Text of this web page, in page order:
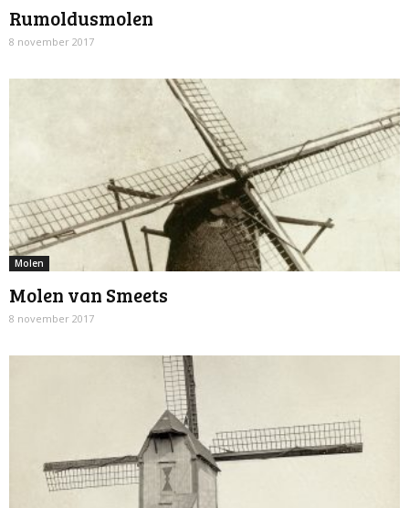
Rumoldusmolen
8 november 2017
Molen
Molen van Smeets
8 november 2017